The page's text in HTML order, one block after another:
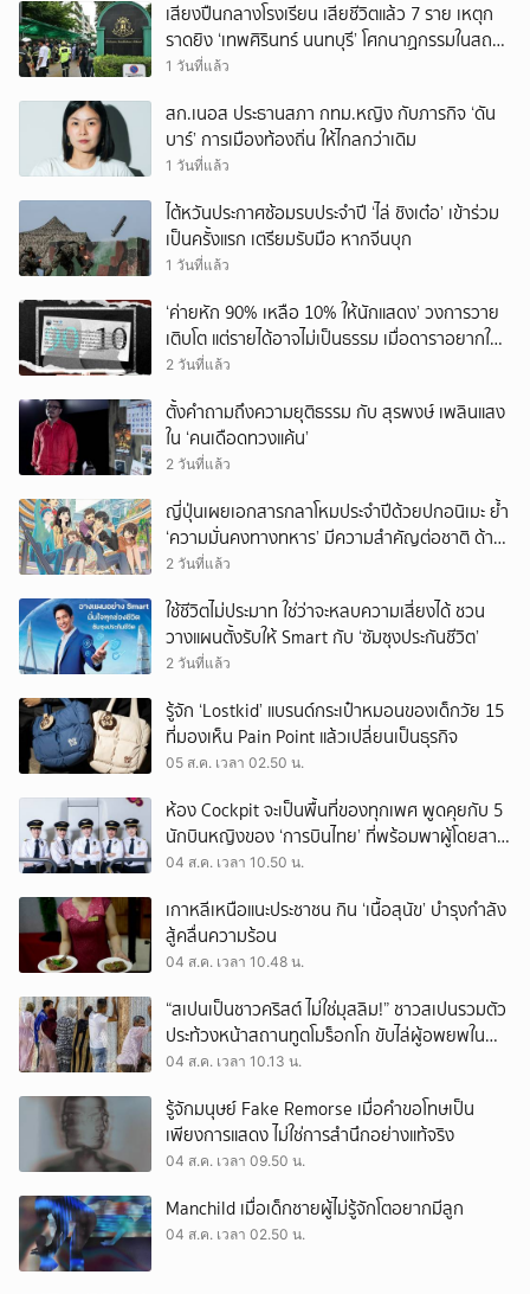
เสียงปืนกลางโรงเรียน เสียชีวิตแล้ว 7 ราย เหตุก
ราดยิง ‘เทพศิรินทร์ นนทบุรี’ โศกนาฏกรรมในสถาน
ศึกษา ครั้งที่ 2 ในรอบปี
1 วันที่แล้ว
สก.เนอส ประธานสภา กทม.หญิง กับภารกิจ ‘ดัน
บาร์’ การเมืองท้องถิ่น ให้ไกลกว่าเดิม
1 วันที่แล้ว
ไต้หวันประกาศซ้อมรบประจำปี ‘ไล่ ชิงเต๋อ’ เข้าร่วม
เป็นครั้งแรก เตรียมรับมือ หากจีนบุก
1 วันที่แล้ว
‘ค่ายหัก 90% เหลือ 10% ให้นักแสดง’ วงการวาย
เติบโต แต่รายได้อาจไม่เป็นธรรม เมื่อดาราอยากให้มี
‘สัญญามาตรฐาน’
2 วันที่แล้ว
ตั้งคำถามถึงความยุติธรรม กับ สุรพงษ์ เพลินแสง
ใน ‘คนเดือดทวงแค้น’
2 วันที่แล้ว
ญี่ปุ่นเผยเอกสารกลาโหมประจำปีด้วยปกอนิเมะ ย้ำ
‘ความมั่นคงทางทหาร’ มีความสำคัญต่อชาติ ด้าน
จีนเตือน ขออย่าซ้ำรอยประวัติศาสตร์
2 วันที่แล้ว
ใช้ชีวิตไม่ประมาท ใช่ว่าจะหลบความเสี่ยงได้ ชวน
วางแผนตั้งรับให้ Smart กับ ‘ซัมซุงประกันชีวิต’
2 วันที่แล้ว
รู้จัก ‘Lostkid’ แบรนด์กระเป๋าหมอนของเด็กวัย 15
ที่มองเห็น Pain Point แล้วเปลี่ยนเป็นธุรกิจ
05 ส.ค. เวลา 02.50 น.
ห้อง Cockpit จะเป็นพื้นที่ของทุกเพศ พูดคุยกับ 5
นักบินหญิงของ ‘การบินไทย’ ที่พร้อมพาผู้โดยสาร
บินไปทั่วโลก
04 ส.ค. เวลา 10.50 น.
เกาหลีเหนือแนะประชาชน กิน ‘เนื้อสุนัข’ บำรุงกำลัง
สู้คลื่นความร้อน
04 ส.ค. เวลา 10.48 น.
“สเปนเป็นชาวคริสต์ ไม่ใช่มุสลิม!” ชาวสเปนรวมตัว
ประท้วงหน้าสถานทูตโมร็อกโก ขับไล่ผู้อพยพใน
เมืองเซวตาออกนอกประเทศ
04 ส.ค. เวลา 10.13 น.
รู้จักมนุษย์ Fake Remorse เมื่อคำขอโทษเป็น
เพียงการแสดง ไม่ใช่การสำนึกอย่างแท้จริง
04 ส.ค. เวลา 09.50 น.
Manchild เมื่อเด็กชายผู้ไม่รู้จักโตอยากมีลูก
04 ส.ค. เวลา 02.50 น.